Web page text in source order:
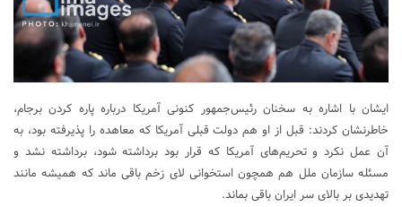
ایشان با اشاره به سخنان رئیس‌جمهور کنونی آمریکا درباره پاره کردن برجام،
خاطرنشان کردند: قبل از او هم دولت قبلی آمریکا که معاهده را پذیرفته بود، به
آن عمل نکرد و تحریم‌های آمریکا که قرار بود برداشته شود، برداشته نشد و
مسئله سازمان ملل هم همچون استخوانی لای زخم باقی ماند که همیشه مانند
تهدیدی بر بالای سر ایران باقی بماند.